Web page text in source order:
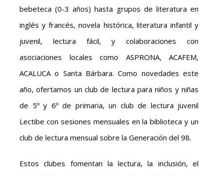
bebeteca (0-3 años) hasta grupos de literatura en
inglés y francés, novela histórica, literatura infantil y
juvenil, lectura fácil, y colaboraciones con
asociaciones locales como ASPRONA, ACAFEM,
ACALUCA o Santa Bárbara. Como novedades este
año, ofertamos un club de lectura para niños y niñas
de 5º y 6º de primaria, un club de lectura juvenil
Lectibe con sesiones mensuales en la biblioteca y un
club de lectura mensual sobre la Generación del 98.
Estos clubes fomentan la lectura, la inclusión, el